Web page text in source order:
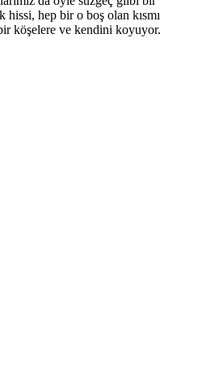
hep bir o boş olan kısmı
köşelere ve kendini koyuyor.